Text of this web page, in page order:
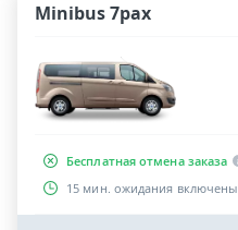
Minibus 7pax
Бесплатная отмена заказа
15 мин. ожидания включены